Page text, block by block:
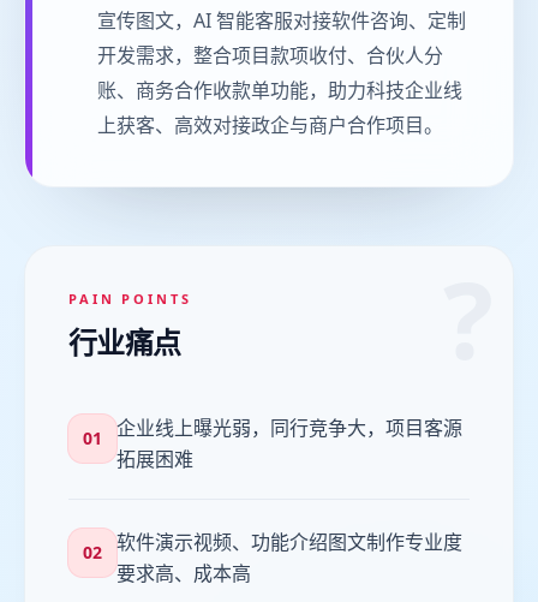
宣传图文，AI 智能客服对接软件咨询、定制
开发需求，整合项目款项收付、合伙人分
账、商务合作收款单功能，助力科技企业线
上获客、高效对接政企与商户合作项目。
PAIN POINTS
行业痛点
01
企业线上曝光弱，同行竞争大，项目客源
拓展困难
02
软件演示视频、功能介绍图文制作专业度
要求高、成本高